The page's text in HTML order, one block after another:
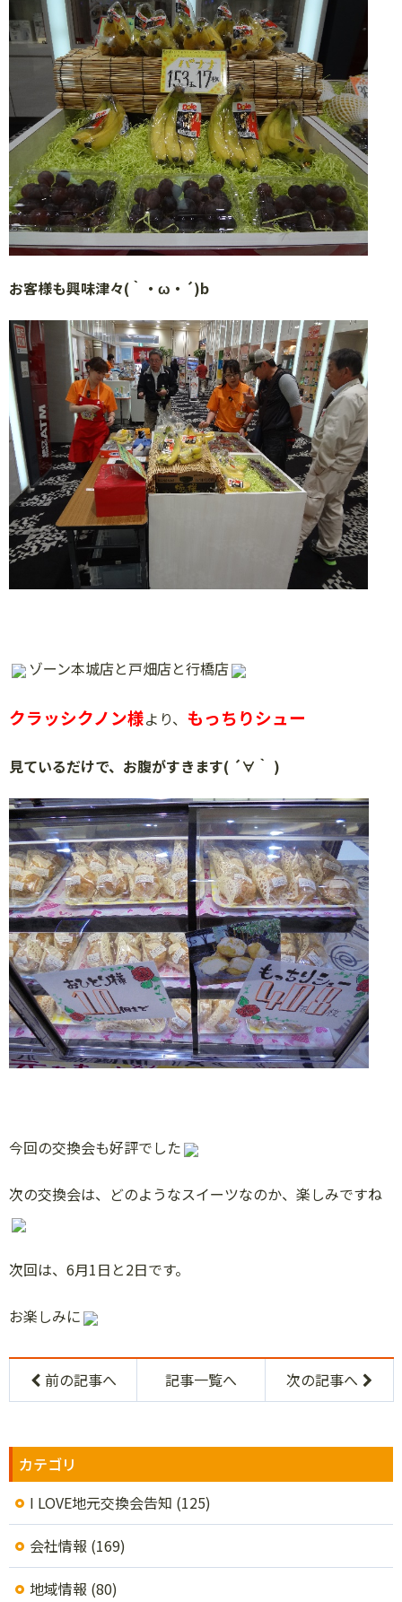
お客様も興味津々( ｀・ ω ・ ´)b
ゾーン本城店と戸畑店と行橋店
クラッシクノン様より、 もっちりシュー
見ているだけで、お腹がすきます( ´∀ ｀ )
今回の交換会も好評でした
次の交換会は、どのようなスイーツなのか、楽しみですね
次回は、6月1日と2日です。
お楽しみに
前の記事へ 記事一覧へ 次の記事へ
カテゴリ
I LOVE地元交換会告知 (125)
会社情報 (169)
地域情報 (80)